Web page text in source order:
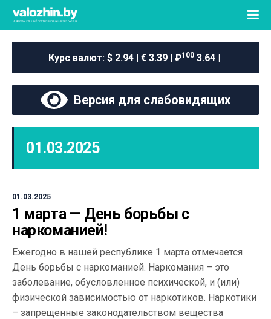
Курс валют: $ 2.94 | € 3.39 | ₽100 3.64 |
Версия для слабовидящих
01.03.2025
01.03.2025
1 марта — День борьбы с
наркоманией!
Ежегодно в нашей республике 1 марта отмечается
День борьбы с наркоманией. Наркомания – это
заболевание, обусловленное психической, и (или)
физической зависимостью от наркотиков. Наркотики
– запрещенные законодательством вещества